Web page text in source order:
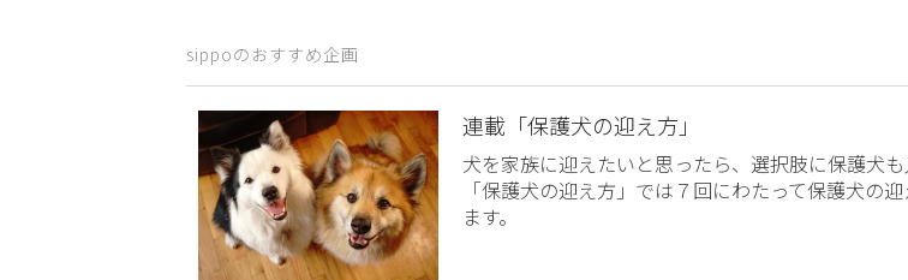
sippoのおすすめ企画
連載「保護犬の迎え方」
犬を家族に迎えたいと思ったら、選択肢に保護犬
「保護犬の迎え方」では７回にわたって保護犬の
ます。